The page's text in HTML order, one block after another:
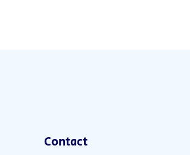
Contact